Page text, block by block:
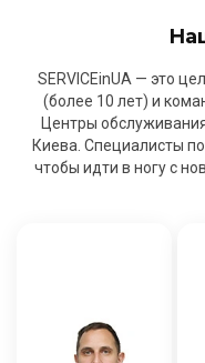
SERVICEinUA — это
(более 10 лет) и
Центры
Киева. Специалисты
чтобы идти в ногу с